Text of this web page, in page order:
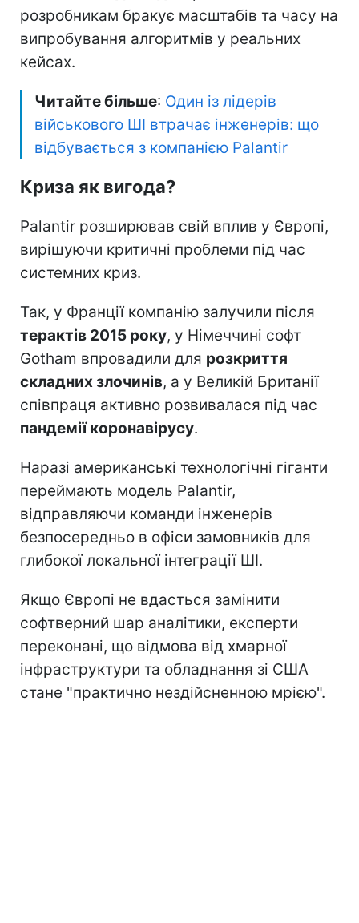
розробникам бракує масштабів та часу на
випробування алгоритмів у реальних
кейсах.
Читайте більше: Один із лідерів
військового ШІ втрачає інженерів: що
відбувається з компанією Palantir
Криза як вигода?
Palantir розширював свій вплив у Європі,
вирішуючи критичні проблеми під час
системних криз.
Так, у Франції компанію залучили після
терактів 2015 року, у Німеччині софт
Gotham впровадили для розкриття
складних злочинів, а у Великій Британії
співпраця активно розвивалася під час
пандемії коронавірусу.
Наразі американські технологічні гіганти
переймають модель Palantir,
відправляючи команди інженерів
безпосередньо в офіси замовників для
глибокої локальної інтеграції ШІ.
Якщо Європі не вдасться замінити
софтверний шар аналітики, експерти
переконані, що відмова від хмарної
інфраструктури та обладнання зі США
стане "практично нездійсненною мрією".